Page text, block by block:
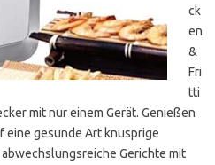
ck
en
&
Fri
tti
mit nur einem Gerät. Genießen
eine gesunde Art knusprige
Gerichte mit